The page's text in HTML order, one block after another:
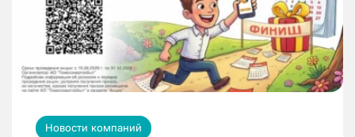
Новости компаний